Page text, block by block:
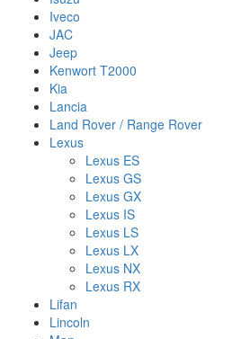
Iveco
JAC
Jeep
Kenwort T2000
Kia
Lancia
Land Rover / Range Rover
Lexus
Lexus ES
Lexus GS
Lexus GX
Lexus IS
Lexus LS
Lexus LX
Lexus NX
Lexus RX
Lifan
Lincoln